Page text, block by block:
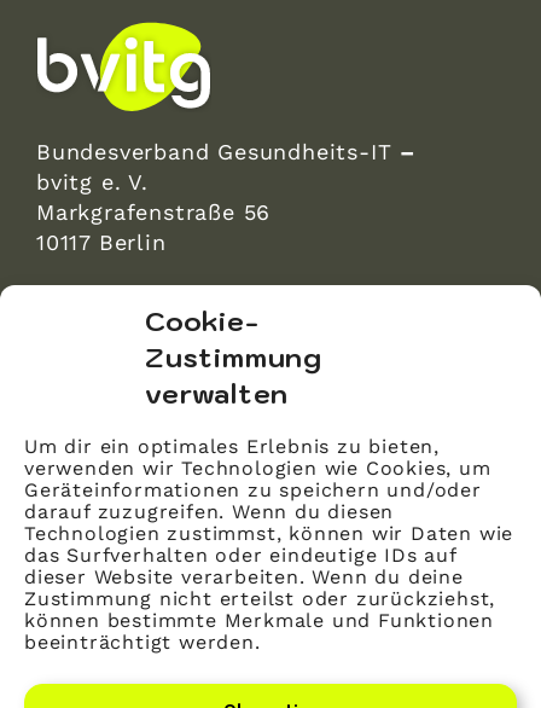
Cookie-
Zustimmung
verwalten
Um dir ein optimales Erlebnis zu bieten,
verwenden wir Technologien wie Cookies, um
Geräteinformationen zu speichern und/oder
darauf zuzugreifen. Wenn du diesen
Technologien zustimmst, können wir Daten wie
das Surfverhalten oder eindeutige IDs auf
dieser Website verarbeiten. Wenn du deine
Zustimmung nicht erteilst oder zurückziehst,
können bestimmte Merkmale und Funktionen
beeinträchtigt werden.
Bundesverband Gesundheits-IT –
bvitg e. V.
Markgrafenstraße 56
10117 Berlin
Markgrafenstraße 56
10117 Berlin
Impressum
Kontakt
Datenschutz
Mitglied werden
LinkedIn
YouTube